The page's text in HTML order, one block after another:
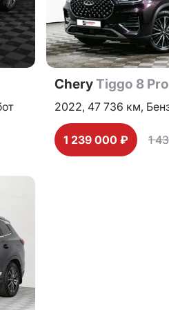
CheryTiggo 8 Pro
2022, 47 736 км,
1 239 000 ₽ 1